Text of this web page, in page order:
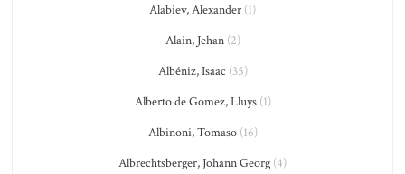
Alabiev, Alexander (1)
Alain, Jehan(2)
Albéniz, Isaac (35)
Alberto de Gomez, Lluys(1)
Albinoni, Tomaso(16)
Albrechtsberger, Johann Georg (4)